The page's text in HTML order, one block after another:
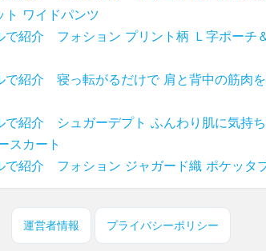
ト ワイドパンツ
で紹介 フォション プリント柄 Ｌ字ポーチ
で紹介 寝っ転がるだけで 肩と背中の筋肉
で紹介 シュガーデプト ふんわり肌に気持
スカート
で紹介 フォション ジャガード織 ポケッタ
運営者情報 プライバシーポリシー